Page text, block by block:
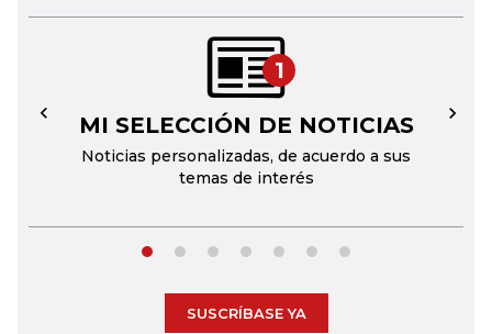
1
MI SELECCIÓN DE NOTICIAS
Noticias personalizadas, de acuerdo a sus
temas de interés
← →
SUSCRÍBASE YA